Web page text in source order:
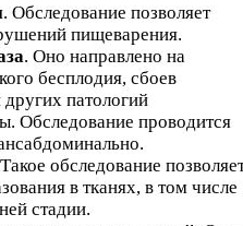
. Обследование позволяет
пищеварения.
. Оно направлено на
бесплодия, сбоев
патологий
Обследование проводится
обследование
в тканях, в том числе
стадии.